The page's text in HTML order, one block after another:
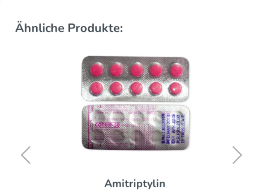
Ähnliche Produkte:
Amitriptylin